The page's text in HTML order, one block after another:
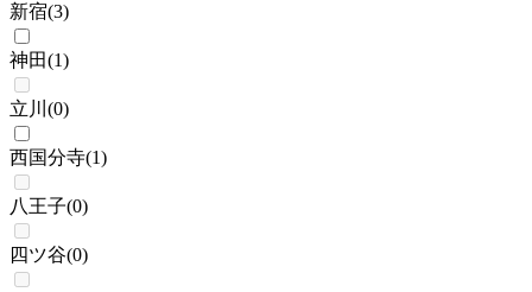
新宿(3)
神田(1)
立川 (0)
西国分寺(1)
八王子(0)
四ツ谷(0)